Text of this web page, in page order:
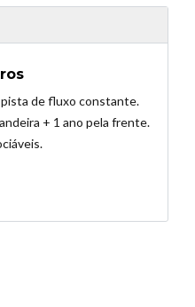
de fluxo constante.
+ 1 ano pela frente.